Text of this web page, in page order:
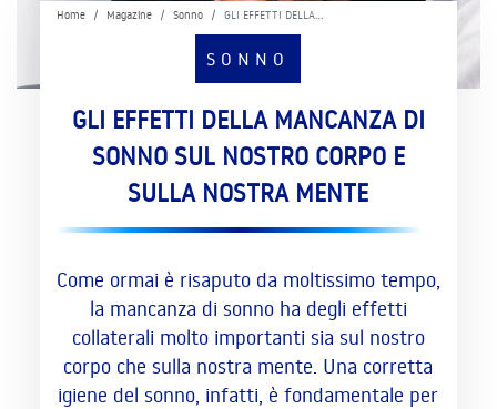
Home Magazine Sonno GLI EFFETTI DELLA…
SONNO
GLI EFFETTI DELLA MANCANZA DI
SONNO SUL NOSTRO CORPO E
SULLA NOSTRA MENTE
Come ormai è risaputo da moltissimo tempo,
la mancanza di sonno ha degli effetti
collaterali molto importanti sia sul nostro
corpo che sulla nostra mente. Una corretta
igiene del sonno, infatti, è fondamentale per